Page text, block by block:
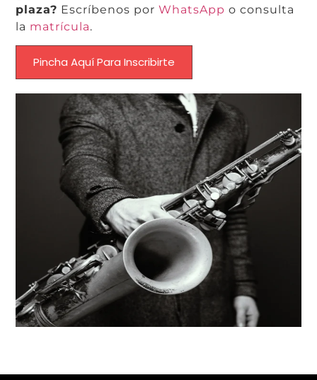
plaza? Escríbenos porWhatsApp o consulta
la matrícula.
Pincha Aquí Para Inscribirte